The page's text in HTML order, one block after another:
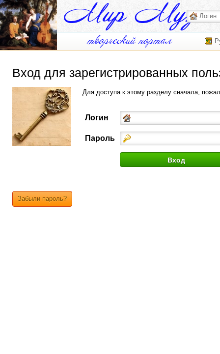
Вход для зарегистрированных
Для доступа к этому разделу сначала,
Логин
Пароль
Забыли пароль?